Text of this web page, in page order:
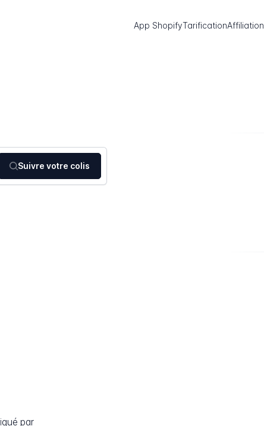
App ShopifyTarificationAffiliation
Suivre votre colis
par